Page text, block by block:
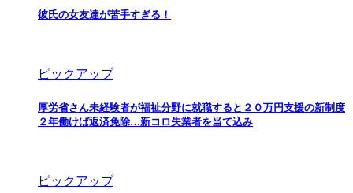
彼氏の女友達が苦手すぎる！
ピックアップ
厚労省さん未経験者が福祉分野に就職すると２０万円支援の新制度
２年働けば返済免除…新コロ失業者を当て込み
ピックアップ